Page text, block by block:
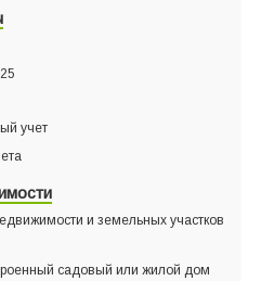
учет
и земельных участков
садовый или жилой дом